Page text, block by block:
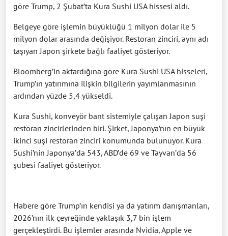
göre Trump, 2 Şubat’ta Kura Sushi USA hissesi aldı.
Belgeye göre işlemin büyüklüğü 1 milyon dolar ile 5
milyon dolar arasında değişiyor. Restoran zinciri, aynı adı
taşıyan Japon şirkete bağlı faaliyet gösteriyor.
Bloomberg’in aktardığına göre Kura Sushi USA hisseleri,
Trump’ın yatırımına ilişkin bilgilerin yayımlanmasının
ardından yüzde 5,4 yükseldi.
Kura Sushi, konveyör bant sistemiyle çalışan Japon suşi
restoran zincirlerinden biri. Şirket, Japonya’nın en büyük
ikinci suşi restoran zinciri konumunda bulunuyor. Kura
Sushi’nin Japonya’da 543, ABD’de 69 ve Tayvan’da 56
şubesi faaliyet gösteriyor.
Habere göre Trump’ın kendisi ya da yatırım danışmanları,
2026’nın ilk çeyreğinde yaklaşık 3,7 bin işlem
gerçekleştirdi. Bu işlemler arasında Nvidia, Apple ve